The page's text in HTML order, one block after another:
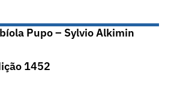
Pupo – Sylvio Alkimin
1452